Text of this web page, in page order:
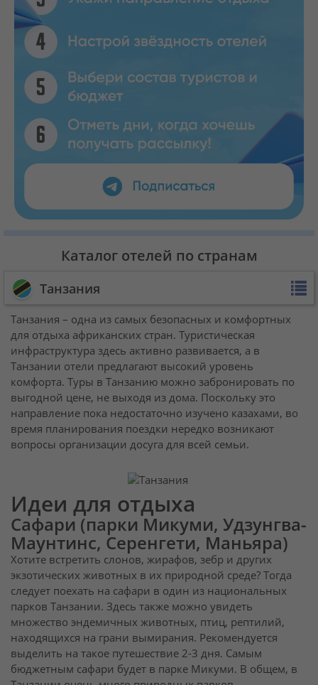
Каталог отелей по странам
Танзания
Танзания – одна из самых безопасных и комфортных
для отдыха африканских стран. Туристическая
инфраструктура здесь активно развивается, а в
Танзании отели предлагают высокий уровень
комфорта. Туры в Танзанию можно забронировать по
выгодной цене, не выходя из дома. Поскольку это
направление пока недостаточно изучено казахами, во
время планирования поездки нередко возникают
вопросы организации досуга для всей семьи.
Идеи для отдыха
Сафари (парки Микуми, Удзунгва-
Маунтинс, Серенгети, Маньяра)
Хотите встретить слонов, жирафов, зебр и других
экзотических животных в их природной среде? Тогда
следует поехать на сафари в один из национальных
парков Танзании. Здесь также можно увидеть
множество эндемичных животных, птиц, рептилий,
находящихся на грани вымирания. Рекомендуется
выделить на такое путешествие 2-3 дня. Самым
бюджетным сафари будет в парке Микуми. В общем, в